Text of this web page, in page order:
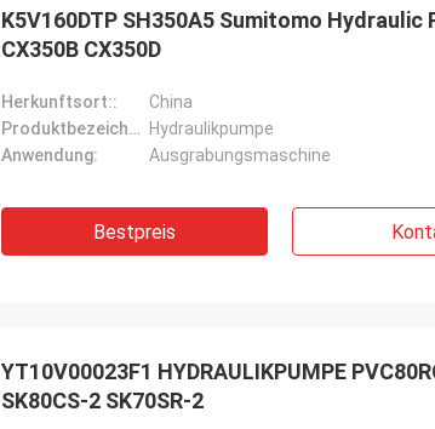
K5V160DTP SH350A5 Sumitomo Hydraulic
CX350B CX350D
Herkunftsort::
China
Produktbezeichnung::
Hydraulikpumpe
Anwendung:
Ausgrabungsmaschine
Bestpreis
YT10V00023F1 HYDRAULIKPUMPE
SK80CS-2 SK70SR-2